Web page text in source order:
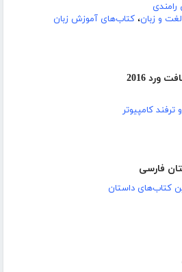
رامندی
و زبان، کتاب‌های آموزش زبان
2016
کامپیوتر
کتاب‌های داستان